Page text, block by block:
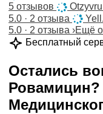
5 отзывов
5.0 · 2 отзыва
5.0 · 2 отзыва ›Ещё
Бесплатный
Остались
Ровамицин?